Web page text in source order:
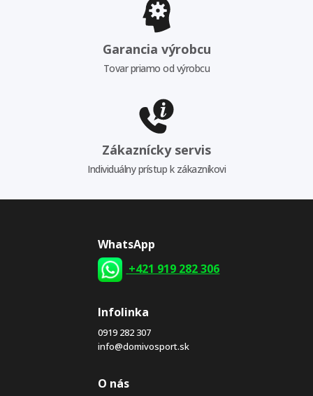
Garancia výrobcu
Tovar priamo od výrobcu
Zákaznícky servis
Individuálny prístup k zákazníkovi
WhatsApp
+421 919 282 306
Infolinka
0919 282 307
info@domivosport.sk
O nás